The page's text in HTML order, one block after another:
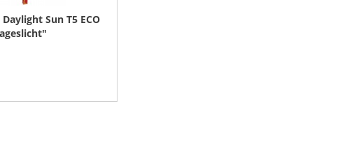
Sun T5 ECO